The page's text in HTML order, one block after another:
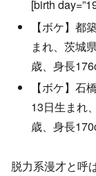
[birth
【ボケ】都
まれ、茨城
歳、身長
【ボケ】石
13日生まれ
歳、身長
脱力系漫才と呼